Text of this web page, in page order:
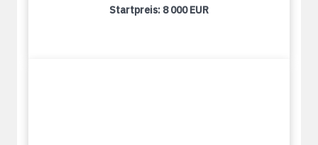
Startpreis: 8 000 EUR